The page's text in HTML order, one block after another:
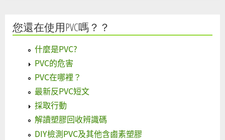
您還在使用PVC嗎？？
什麼是PVC?
PVC的危害
PVC在哪裡？
最新反PVC短文
採取行動
解讀塑膠回收辨識碼
DIY檢測PVC及其他含鹵素塑膠